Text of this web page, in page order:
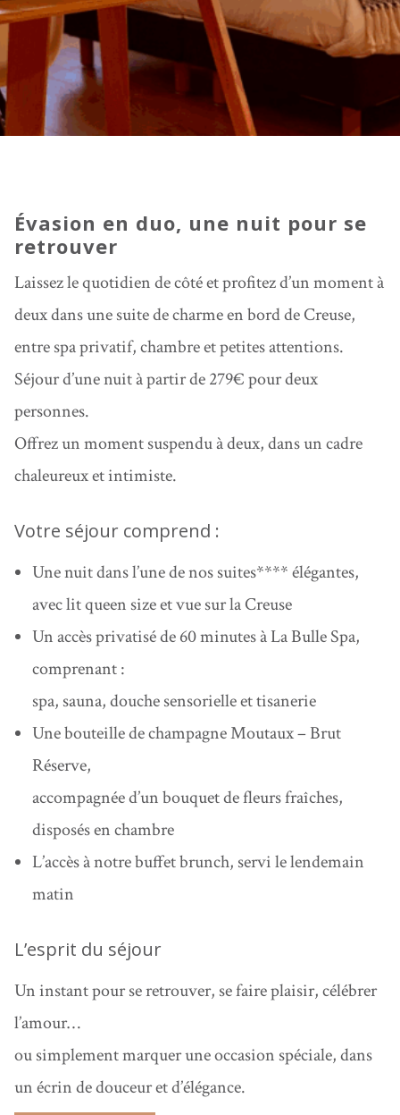
Évasion en duo, une nuit pour se
retrouver
Laissez le quotidien de côté et profitez d’un moment à
deux dans une suite de charme en bord de Creuse,
entre spa privatif, chambre et petites attentions.
Séjour d’une nuit à partir de 279€ pour deux
personnes.
Offrez un moment suspendu à deux, dans un cadre
chaleureux et intimiste.
Votre séjour comprend :
Une nuit dans l’une de nos suites**** élégantes,
avec lit queen size et vue sur la Creuse
Un accès privatisé de 60 minutes à La Bulle Spa,
comprenant :
spa, sauna, douche sensorielle et tisanerie
Une bouteille de champagne Moutaux – Brut
Réserve,
accompagnée d’unbouquet de fleurs fraîches,
disposés en chambre
L’accès à notre buffet brunch, servi le lendemain
matin
L’esprit du séjour
Un instant pour se retrouver, se faire plaisir, célébrer
l’amour…
ou simplement marquer une occasion spéciale, dans
un écrin de douceur et d’élégance.